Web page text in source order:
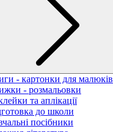
- картонки для малюків
- розмальовки
та аплікації
до школи
посібники